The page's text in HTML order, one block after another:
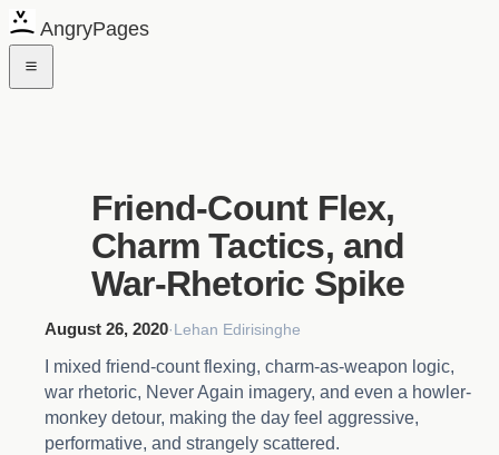
AngryPages
Friend-Count Flex,
Charm Tactics, and
War-Rhetoric Spike
August 26, 2020·Lehan Edirisinghe
I mixed friend-count flexing, charm-as-weapon logic,
war rhetoric, Never Again imagery, and even a howler-
monkey detour, making the day feel aggressive,
performative, and strangely scattered.